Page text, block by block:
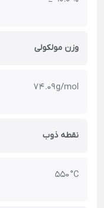
وزن مولکولی
74.09 g/mol
نقطه ذوب
550 °C